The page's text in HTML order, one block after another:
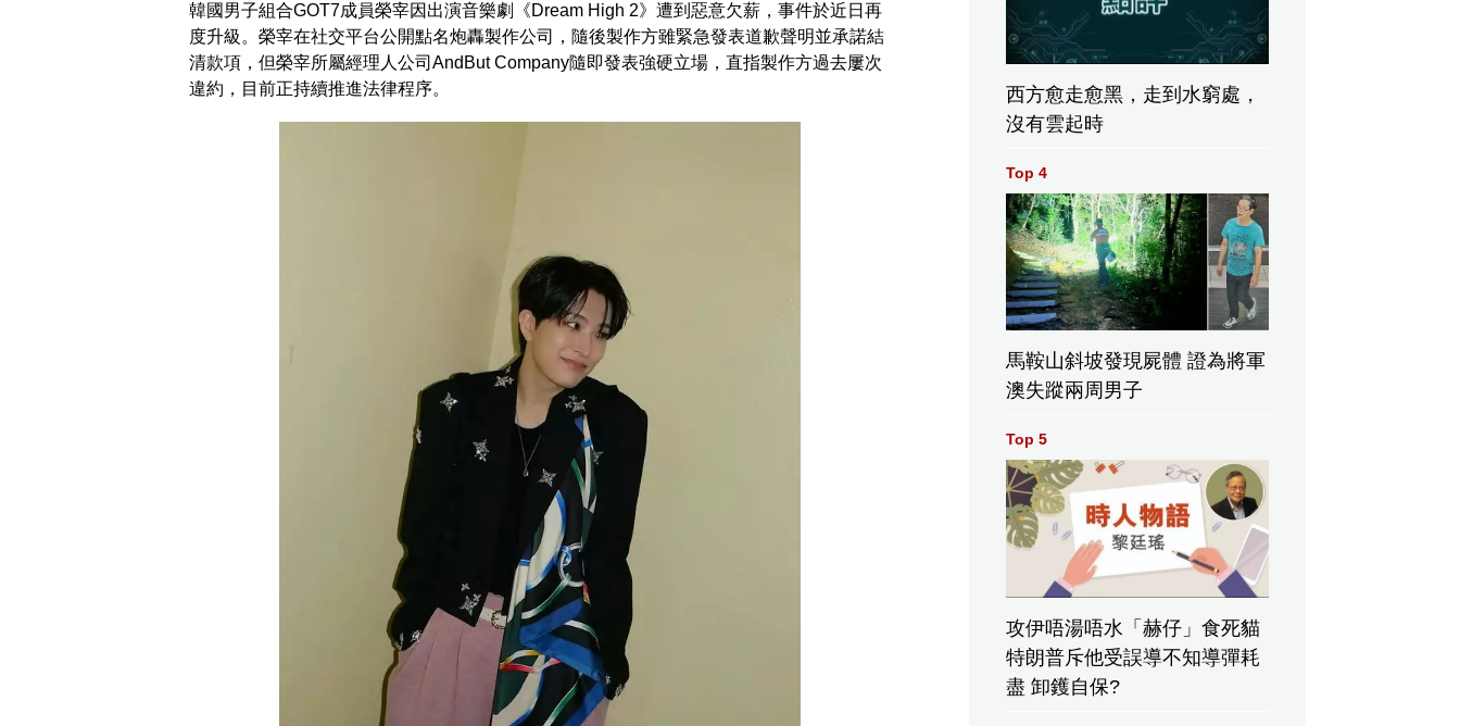
韓國男子組合GOT7成員榮宰因出演音樂劇《Dream High 2》遭到惡意欠薪，事件於近日再
度升級。榮宰在社交平台公開點名炮轟製作公司，隨後製作方雖緊急發表道歉聲明並承諾結
清款項，但榮宰所屬經理人公司AndBut Company隨即發表強硬立場，直指製作方過去屢次
違約，目前正持續推進法律程序。
西方愈走愈黑，走到水窮處，
沒有雲起時
Top 4
馬鞍山斜坡發現屍體 證為將軍
澳失蹤兩周男子
Top 5
攻伊唔湯唔水「赫仔」食死貓
特朗普斥他受誤導不知導彈耗
盡 卸鑊自保?